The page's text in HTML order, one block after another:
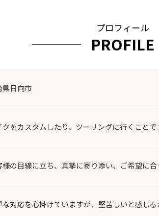
プロフィール
PROFILE
県日向市
クをカスタムしたり、ツーリングに行くことで
様の目線に立ち、真摯に寄り添い、ご希望に
な対応を心掛けていますが、堅苦しいと感じる